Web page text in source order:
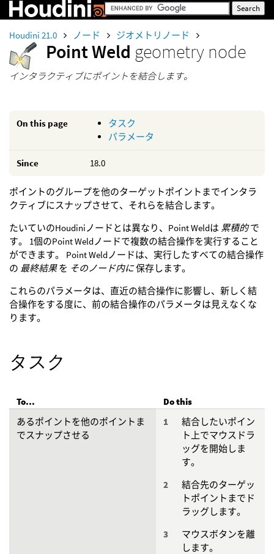
Houdini 21.0 ノード ジオメトリノード
Point Weld geometry node
インタラクティブにポイントを結合します。
On this page
タスク
パラメータ
Since 18.0
ポイントのグループを他のターゲットポイントまでインタラ
クティブにスナップさせて、それらを結合します。
たいていのHoudiniノードとは異なり、Point Weldは 累積的で
す。 1個のPoint Weldノードで複数の結合操作を実行すること
ができます。 Point Weldノードは、実行したすべての結合操作
の 最終結果を そのノード内に保存します。
これらのパラメータは、直近の結合操作に影響し、新しく結
合操作をする度に、前の結合操作のパラメータは見えなくな
ります。
タスク
To...
Do this
あるポイントを他のポイントま
でスナップさせる
結合したいポイン
ト上でマウスドラ
ッグを開始しま
す。
結合先のターゲッ
トポイントまでド
ラッグします。
マウスボタンを離
します。